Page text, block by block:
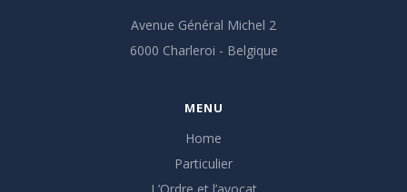
Avenue Général Michel 2
6000 Charleroi - Belgique
MENU
Home
Particulier